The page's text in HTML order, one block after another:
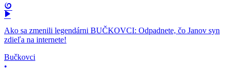
Ako sa zmenili legendárni BUČKOVCI: Odpadnete, čo Janov syn
zdieľa na internete!
Bučkovci